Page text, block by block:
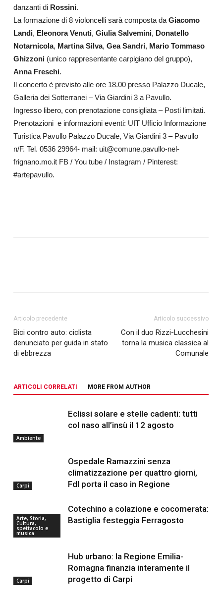
danzanti di Rossini.
La formazione di 8 violoncelli sarà composta da Giacomo
Landi, Eleonora Venuti, Giulia Salvemini, Donatello
Notarnicola, Martina Silva, Gea Sandri, Mario Tommaso
Ghizzoni(unico rappresentante carpigiano del gruppo),
Anna Freschi.
Il concerto è previsto alle ore 18.00 presso Palazzo Ducale,
Galleria dei Sotterranei – Via Giardini 3 a Pavullo.
Ingresso libero, con prenotazione consigliata – Posti limitati.
Prenotazioni e informazioni eventi: UIT Ufficio Informazione
Turistica Pavullo Palazzo Ducale, Via Giardini 3 – Pavullo
n/F. Tel. 0536 29964- mail: uit@comune.pavullo-nel-
frignano.mo.it FB / You tube / Instagram / Pinterest:
#artepavullo.
Articolo precedente
Bici contro auto: ciclista
denunciato per guida in stato
di ebbrezza
Articolo successivo
Con il duo Rizzi-Lucchesini
torna la musica classica al
Comunale
ARTICOLI CORRELATI MORE FROM AUTHOR
Ambiente
Eclissi solare e stelle cadenti: tutti
col naso all’insù il 12 agosto
Carpi
Ospedale Ramazzini senza
climatizzazione per quattro giorni,
FdI porta il caso in Regione
Arte, Storia,
Cultura,
spettacolo e
musica
Cotechino a colazione e cocomerata:
Bastiglia festeggia Ferragosto
Carpi
Hub urbano: la Regione Emilia-
Romagna finanzia interamente il
progetto di Carpi